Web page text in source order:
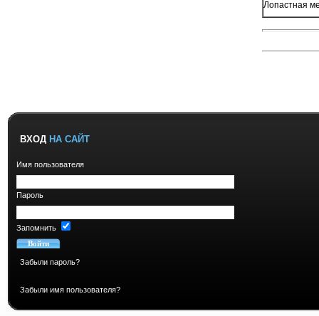
Лопастная
ВХОД НА САЙТ
Имя пользователя
Пароль
Запомнить
Забыли пароль?
Забыли имя пользователя?